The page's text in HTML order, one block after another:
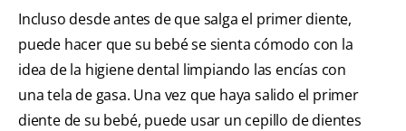
Incluso desde antes de que salga el primer diente,
puede hacer que su bebé se sienta cómodo con la
idea de la higiene dental limpiando las encías con
una tela de gasa. Una vez que haya salido el primer
diente de su bebé, puede usar un cepillo de dientes